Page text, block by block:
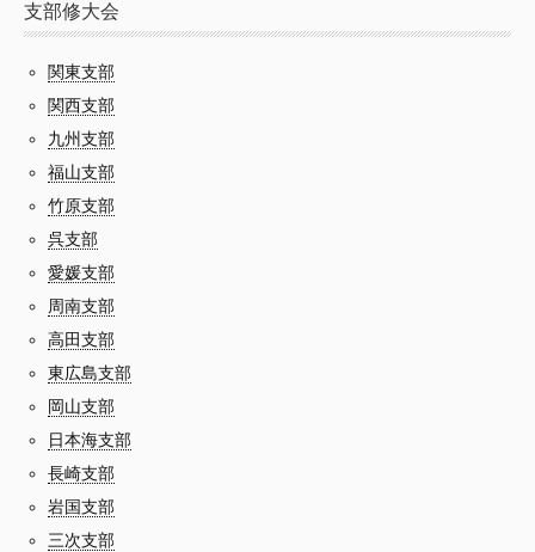
支部修大会
関東支部
関西支部
九州支部
福山支部
竹原支部
呉支部
愛媛支部
周南支部
高田支部
東広島支部
岡山支部
日本海支部
長崎支部
岩国支部
三次支部